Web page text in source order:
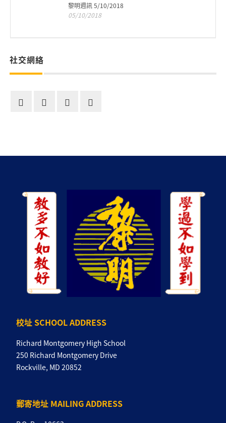
黎明週訊 5/10/2018
05/10/2018
社交網絡
校址 SCHOOL ADDRESS
Richard Montgomery High School
250 Richard Montgomery Drive
Rockville, MD 20852
郵寄地址 MAILING ADDRESS